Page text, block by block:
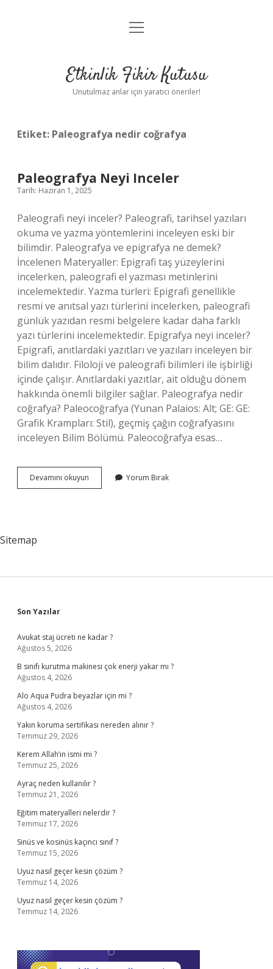
Anasayfa
Yasal Uyarı
menüyü
Etkinlik Fikir Kutusu
Unutulmaz anlar için yaratıcı öneriler!
Etiket: Paleografya nedir coğrafya
Paleografya Neyi Inceler
Tarih: Haziran 1, 2025
Paleografi neyi inceler? Paleografi, tarihsel yazıları
okuma ve yazma yöntemlerini inceleyen eski bir
bilimdir. Paleografya ve epigrafya ne demek?
İncelenen Materyaller: Epigrafi taş yüzeylerini
incelerken, paleografi el yazması metinlerini
incelemektedir. Yazma türleri: Epigrafi genellikle
resmi ve anıtsal yazı türlerini incelerken, paleografi
günlük yazıdan resmi belgelere kadar daha farklı
yazı türlerini incelemektedir. Epigrafya neyi inceler?
Epigrafi, anıtlardaki yazıtları ve yazıları inceleyen bir
bilim dalıdır. Filoloji ve paleografi bilimleri ile işbirliği
içinde çalışır. Anıtlardaki yazıtlar, ait olduğu dönem
hakkında önemli bilgiler sağlar. Paleografya nedir
coğrafya? Paleocoğrafya (Yunan Palaios: Alt; GE: GE:
Grafik Krampları: Stil), geçmiş çağın coğrafyasını
inceleyen Bilim Bölümü. Paleocoğrafya esas…
Devamını okuyun Paleografya
Neyi
Yorum Bırak
Sitemap
Sidebar
Son Yazılar
Avukat staj ücreti ne kadar ?
Ağustos 5, 2026
B sınıfı kurutma makinesi çok enerji yakar mı ?
Ağustos 4, 2026
Alo Aqua Pudra beyazlar için mi ?
Ağustos 4, 2026
Yakın koruma sertifikası nereden alınır ?
Temmuz 29, 2026
Kerem Allah’ın ismi mi ?
Temmuz 25, 2026
Ayraç neden kullanılır ?
Temmuz 21, 2026
Eğitim materyalleri nelerdir ?
Temmuz 17, 2026
Sinüs ve kosinüs kaçıncı sınıf ?
Temmuz 15, 2026
Uyuz nasıl geçer kesin çözüm ?
Temmuz 14, 2026
Uyuz nasıl geçer kesin çözüm ?
Temmuz 14, 2026